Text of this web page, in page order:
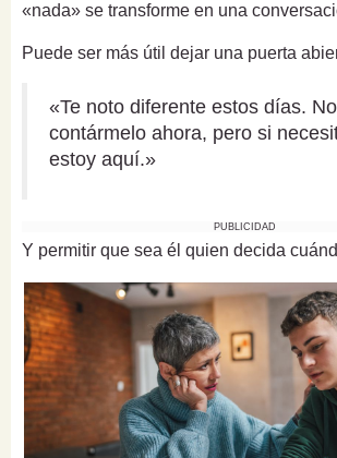
«nada» se transforme en una
Puede ser más útil dejar una puerta
«Te noto diferente estos días.
contármelo ahora, pero si
estoy aquí.»
PUBLICIDAD
Y permitir que sea él quien decida